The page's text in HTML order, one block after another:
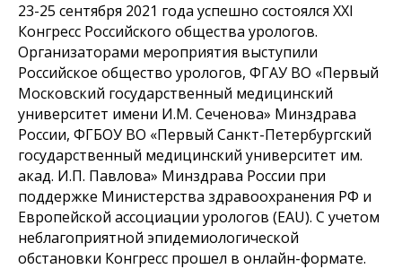
23-25 сентября 2021 года успешно состоялся XXI
Конгресс Российского общества урологов.
Организаторами мероприятия выступили
Российское общество урологов, ФГАУ ВО «Первый
Московский государственный медицинский
университет имени И.М. Сеченова» Минздрава
России, ФГБОУ ВО «Первый Санкт-Петербургский
государственный медицинский университет им.
акад. И.П. Павлова» Минздрава России при
поддержке Министерства здравоохранения РФ и
Европейской ассоциации урологов (EAU). С учетом
неблагоприятной эпидемиологической
обстановки Конгресс прошел в онлайн-формате.